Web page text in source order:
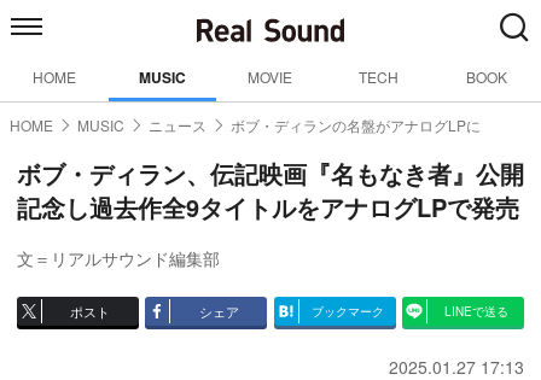
HOME MUSIC MOVIE TECH BOOK
HOME MUSIC ニュース ボブ・ディランの名盤がアナログLPに
ボブ・ディラン、伝記映画『名もなき者』公開
記念し過去作全9タイトルをアナログLPで発売
文＝リアルサウンド編集部
ポスト シェア ブックマーク LINEで送る
2025.01.27 17:13